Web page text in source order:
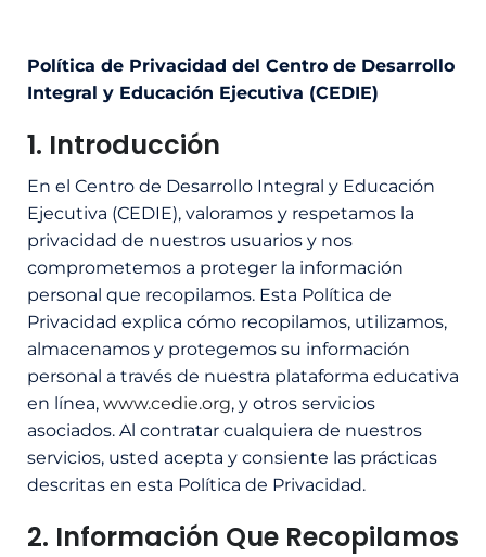
Política de Privacidad del Centro de Desarrollo
Integral y Educación Ejecutiva (CEDIE)
1. Introducción
En el Centro de Desarrollo Integral y Educación
Ejecutiva (CEDIE), valoramos y respetamos la
privacidad de nuestros usuarios y nos
comprometemos a proteger la información
personal que recopilamos. Esta Política de
Privacidad explica cómo recopilamos, utilizamos,
almacenamos y protegemos su información
personal a través de nuestra plataforma educativa
en línea, www.cedie.org, y otros servicios
asociados. Al contratar cualquiera de nuestros
servicios, usted acepta y consiente las prácticas
descritas en esta Política de Privacidad.
2. Información Que Recopilamos